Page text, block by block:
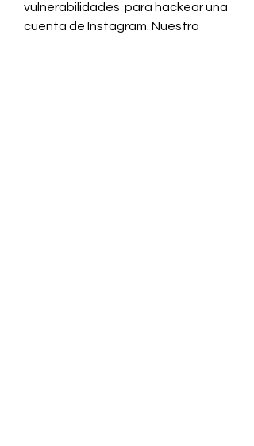
vulnerabilidades  para hackear una
cuenta de Instagram. Nuestro